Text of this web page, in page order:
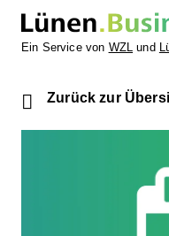
Ein Service von WZL und
Zurück zur